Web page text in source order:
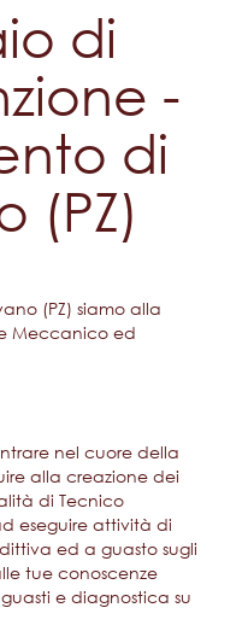
di
-
di
(PZ)
(PZ) siamo alla
Meccanico ed
nel cuore della
alla creazione dei
di Tecnico
eseguire attività di
ed a guasto sugli
tue conoscenze
e diagnostica su